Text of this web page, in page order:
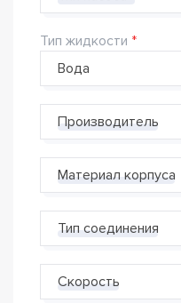
Тип жидкости
Производитель
Материал корпуса
Тип соединения
Скорость